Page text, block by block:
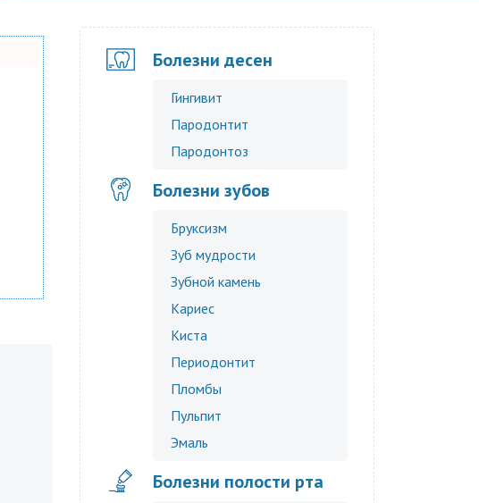
Болезни десен
Гингивит
Пародонтит
Пародонтоз
Болезни зубов
Бруксизм
Зуб мудрости
Зубной камень
Кариес
Киста
Периодонтит
Пломбы
Пульпит
Эмаль
Болезни полости рта